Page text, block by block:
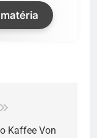
Kaffee Von